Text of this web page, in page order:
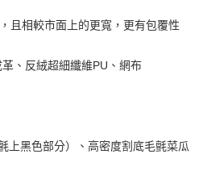
哥付你分期」於每月結算日後寄送繳費提
等通路繳費。
商品或服務，並由商店將買賣／分期付款
使用本公司帳單繳交帳款。
供予台灣大哥大進項蒐集、處理及利用，
需資料之確認、核對及更正。
後付」後，將跳轉至「AFTEE先享後付」
額後，即可完成結帳。
點擊此簡訊中的連結，可透過四大超商／
付款，方視為交易完成。
立刻繳費，但若您需要取消訂單，請聯絡
消之訂單仍視為有效，需透過AFTEE先享
後付 」之結帳頁面顯示為準，若有關於
款等相關疑問，請聯繫「AFTEE先享後付
support/home
以上)免運費
且相較市面上的更寬，更有包覆性
、反絨超細纖維PU、網布
上黑色部分）、高密度割底毛氈菜瓜